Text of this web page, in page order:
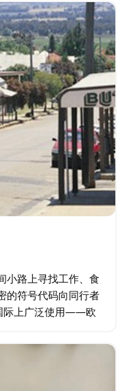
小路上寻找工作、食
的符号代码向同行者
际上广泛使用——欧